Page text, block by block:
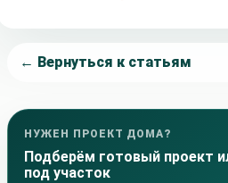
← Вернуться к статьям
НУЖЕН ПРОЕКТ ДОМА?
Подберём готовый проект
под участок